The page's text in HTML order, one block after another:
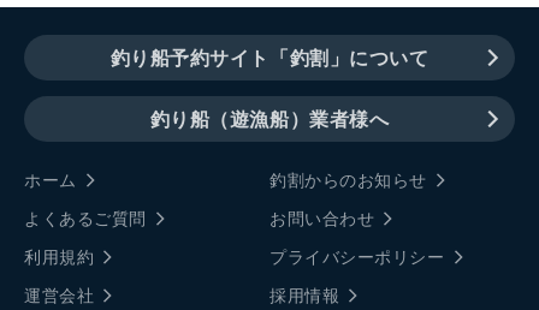
釣り船予約サイト「釣割」について
釣り船（遊漁船）業者様へ
ホーム
釣割からのお知らせ
よくあるご質問
お問い合わせ
利用規約
プライバシーポリシー
運営会社
採用情報